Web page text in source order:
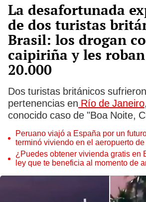
La desafortunada
de dos turistas
Brasil: los drogan
caipiriña y les roban
20.000
Dos turistas británicos
pertenencias en Río de Janeiro
conocido caso de "Boa Noite,
Peruano viajó a España por un
terminó viviendo en el aeropuerto
¿Puedes obtener vivienda gratis en
ley que te beneficia al momento de